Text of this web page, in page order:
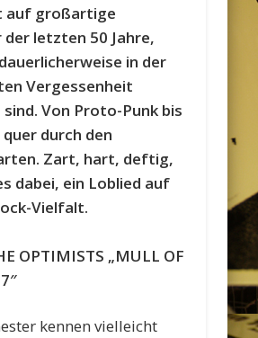
auf großartige
letzten 50 Jahre,
in der
Vergessenheit
Von Proto-Punk bis
durch den
Zart, hart, deftig,
dabei, ein Loblied auf
Vielfalt.
OPTIMISTS „MULL OF
kennen vielleicht